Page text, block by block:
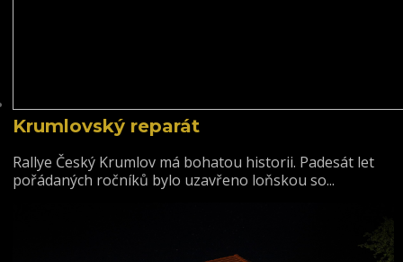
Krumlovský reparát
Rallye Český Krumlov má bohatou historii. Padesát let
pořádaných ročníků bylo uzavřeno loňskou so...